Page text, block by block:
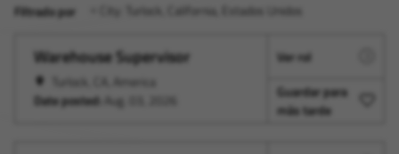
Filtrado por City: Turlock, California, Estados Unidos
Warehouse Supervisor
Turlock, CA, America
Date posted: Aug. 03, 2026
Ver rol
Guardar para
más tarde